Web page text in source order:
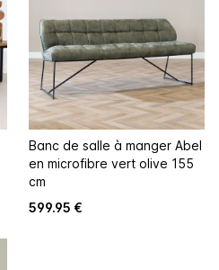
Banc de salle à manger Abel
en microfibre vert olive 155
cm
599.95 €